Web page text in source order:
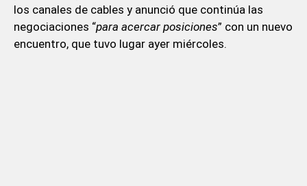
los canales de cables y anunció que continúa las
negociaciones “para acercar posiciones” con un nuevo
encuentro, que tuvo lugar ayer miércoles.